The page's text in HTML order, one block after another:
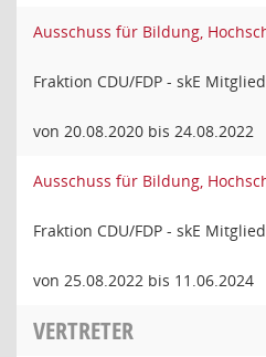
Ausschuss für Bildung,
Fraktion CDU/FDP - skE Mitglied
von 20.08.2020 bis 24.08.2022
Ausschuss für Bildung,
Fraktion CDU/FDP - skE Mitglied
von 25.08.2022 bis 11.06.2024
VERTRETER